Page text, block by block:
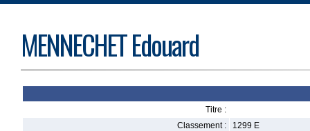
MENNECHET Edouard
Titre :
Classement :
1299 E